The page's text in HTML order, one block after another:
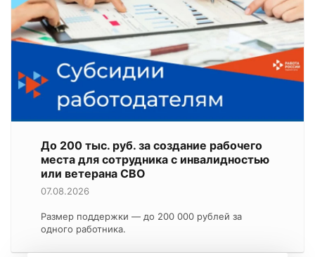
До 200 тыс. руб. за создание рабочего
места для сотрудника с инвалидностью
или ветерана СВО
07.08.2026
Размер поддержки — до 200 000 рублей за
одного работника.